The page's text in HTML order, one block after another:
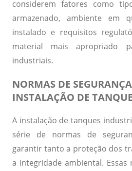
considerem fatores como
armazenado, ambiente em
instalado e requisitos
material mais apropriado
industriais.
NORMAS DE
INSTALAÇÃO DE
A instalação de tanques
série de normas de
garantir tanto a proteção dos
a integridade ambiental. Essas